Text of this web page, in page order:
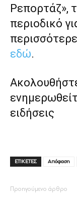
Ρεπορτάζ»,
περιοδικό
εδώ.
ειδήσεις
ΕΤΙΚΕΤΕΣ Απόφαση
Προηγούμενο άρθρο